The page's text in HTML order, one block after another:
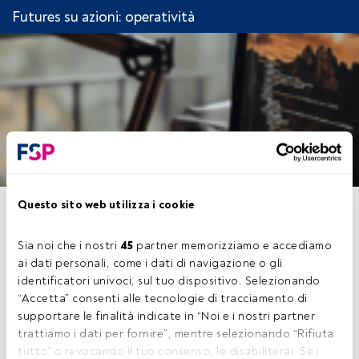
Questo sito web utilizza i cookie
Sia noi che i nostri 45 partner memorizziamo e accediamo
ai dati personali, come i dati di navigazione o gli
identificatori univoci, sul tuo dispositivo. Selezionando
“Accetta” consenti alle tecnologie di tracciamento di
supportare le finalità indicate in “Noi e i nostri partner
trattiamo i dati per fornire”, mentre selezionando “Rifiuta
tutto” o revocando il tuo consenso, le disabiliterai. Se i
Futures su azioni: operatività
CAPITOLO 5. CASO PRATICO
Questo è un articolo riservato agli utenti
FundsPeople. Se sei già registrato, accedi
tramite il pulsante Login. Se non hai ancora un
account, ti invitiamo a registrarti per scoprire